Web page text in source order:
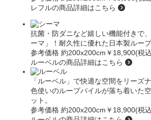
レフルの商品詳細はこちら
抗菌・防ダニなど嬉しい機能付きで
ーマ」
！耐久性に優れた日本製ルー
参考価格 約200x200cm ￥18,900(税
ルーベルの商品詳細はこちら
「ルーベル」 で快適な空間をリーズ
色使いのループパイルが落ち着いた
ット。
参考価格 約200x200cm ￥18,900(税